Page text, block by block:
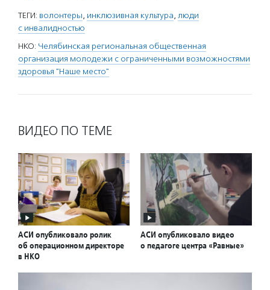
ТЕГИ: волонтеры, инклюзивная культура, люди
с инвалидностью
НКО: Челябинская региональная общественная
организация молодежи с ограниченными возможностями
здоровья "Наше место"
ВИДЕО ПО ТЕМЕ
АСИ опубликовало ролик
об операционном директоре
в НКО
АСИ опубликовало видео
о педагоге центра «Равные»